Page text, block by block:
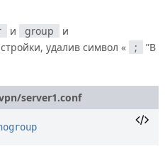
и group
и
удалив символ «
;
”В
server1.conf